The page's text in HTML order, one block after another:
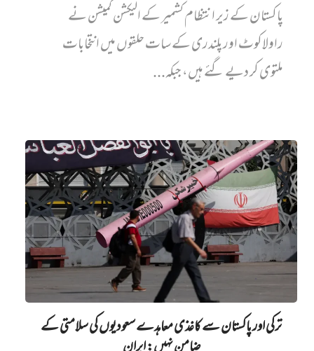
پاکستان کے زیر انتظام کشمیر کے الیکشن کمیشن نے
راولاکوٹ اور پلندری کے سات حلقوں میں انتخابات
ملتوی کر دیے گئے ہیں، جبکہ...
ترکی اور پاکستان سے کاغذی معاہدے سعودیوں کی سلامتی کے